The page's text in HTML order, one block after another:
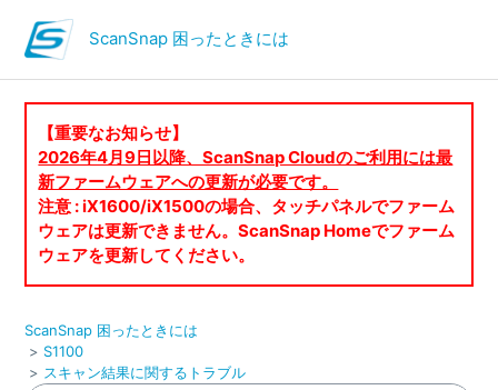
ScanSnap 困ったときには
【重要なお知らせ】
2026年4月9日以降、ScanSnap Cloudのご利用には最
新ファームウェアへの更新が必要です。
注意 : iX1600/iX1500の場合、タッチパネルでファーム
ウェアは更新できません。ScanSnap Homeでファーム
ウェアを更新してください。
ScanSnap 困ったときには
S1100
スキャン結果に関するトラブル